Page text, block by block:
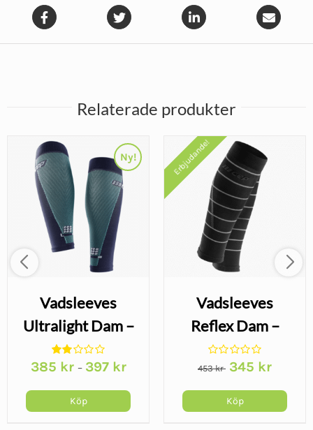
Relaterade produkter
Ny!
Vadsleeves
Ultralight Dam –
kompressionsärm,
blå/ljusblå
385 kr – 397 kr
Köp
Erbjudande!
Vadsleeves
Reflex Dam –
kompressionsärm
för vaden, svart
453kr Det
priset
345 krDet
Köp